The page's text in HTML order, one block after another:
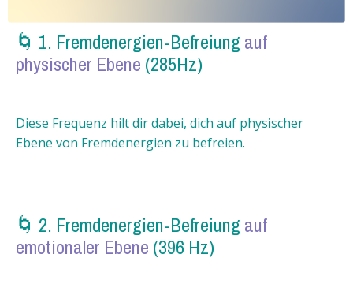
🌀 1. Fremdenergien-Befreiung auf
physischer Ebene (285Hz)
Diese Frequenz hilt dir dabei, dich auf physischer
Ebene von Fremdenergien zu befreien.
🌀 2. Fremdenergien-Befreiung auf
emotionaler Ebene (396 Hz)